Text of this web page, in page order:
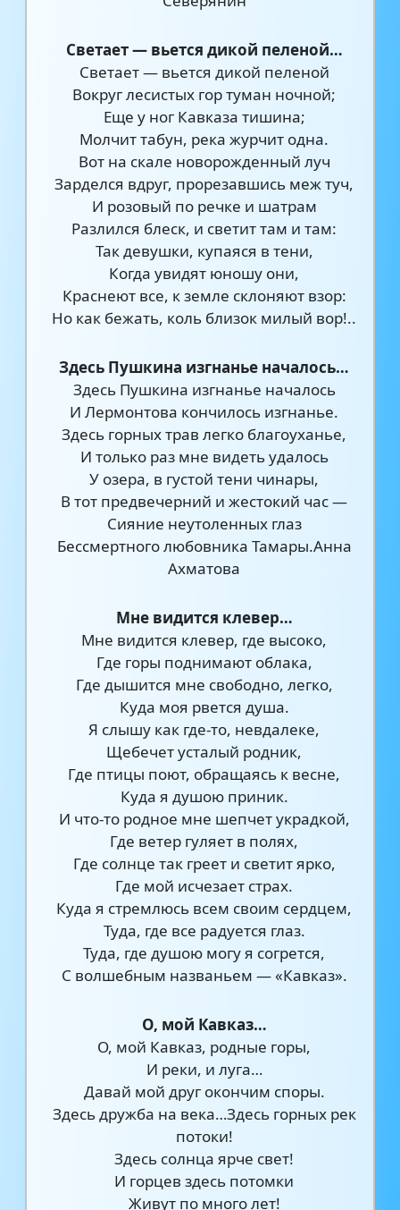
Светает — вьется дикой пеленой…
Светает — вьется дикой пеленой
Вокруг лесистых гор туман ночной;
Еще у ног Кавказа тишина;
Молчит табун, река журчит одна.
Вот на скале новорожденный луч
Зарделся вдруг, прорезавшись меж туч,
И розовый по речке и шатрам
Разлился блеск, и светит там и там:
Так девушки, купаяся в тени,
Когда увидят юношу они,
Краснеют все, к земле склоняют взор:
Но как бежать, коль близок милый вор!..
Здесь Пушкина изгнанье началось…
Здесь Пушкина изгнанье началось
И Лермонтова кончилось изгнанье.
Здесь горных трав легко благоуханье,
И только раз мне видеть удалось
У озера, в густой тени чинары,
В тот предвечерний и жестокий час —
Сияние неутоленных глаз
Бессмертного любовника Тамары.Анна
Ахматова
Мне видится клевер…
Мне видится клевер, где высоко,
Где горы поднимают облака,
Где дышится мне свободно, легко,
Куда моя рвется душа.
Я слышу как где-то, невдалеке,
Щебечет усталый родник,
Где птицы поют, обращаясь к весне,
Куда я душою приник.
И что-то родное мне шепчет украдкой,
Где ветер гуляет в полях,
Где солнце так греет и светит ярко,
Где мой исчезает страх.
Куда я стремлюсь всем своим сердцем,
Туда, где все радуется глаз.
Туда, где душою могу я согрется,
С волшебным названьем — «Кавказ».
О, мой Кавказ…
О, мой Кавказ, родные горы,
И реки, и луга…
Давай мой друг окончим споры.
Здесь дружба на века…Здесь горных рек
потоки!
Здесь солнца ярче свет!
И горцев здесь потомки
Живут по много лет!